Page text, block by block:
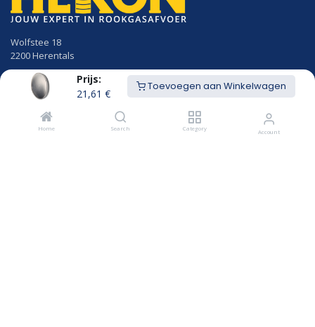
Prijs:
21,61 €
Toevoegen aan Winkelwagen
Home Search Category Account
Wolfstee 18
2200 Herentals
014/23.50.41
info@hekon.be
BTW BE 0456.631.656